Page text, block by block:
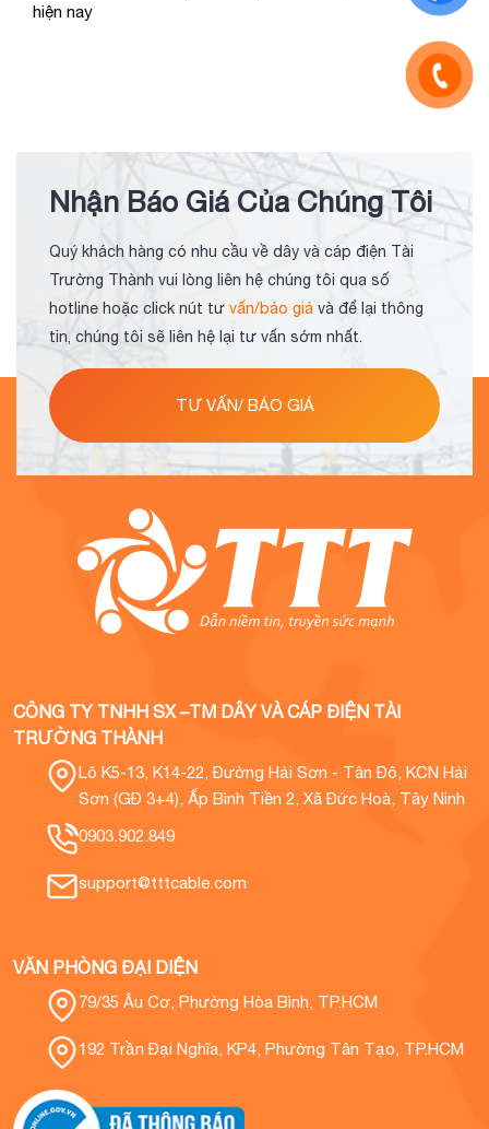
hiện nay
Nhận Báo Giá Của Chúng Tôi
Quý khách hàng có nhu cầu về dây và cáp điện Tài
Trường Thành vui lòng liên hệ chúng tôi qua số
hotline hoặc click nút tư vấn/báo giá và để lại thông
tin, chúng tôi sẽ liên hệ lại tư vấn sớm nhất.
TƯ VẤN/ BÁO GIÁ
CÔNG TY TNHH SX –TM DÂY VÀ CÁP ĐIỆN TÀI
TRƯỜNG THÀNH
Lô K5-13, K14-22, Đường Hải Sơn - Tân Đô, KCN Hải
Sơn (GĐ 3+4), Ấp Bình Tiền 2, Xã Đức Hoà, Tây Ninh
0903.902.849
support@tttcable.com
VĂN PHÒNG ĐẠI DIỆN
79/35 Âu Cơ, Phường Hòa Bình, TP.HCM
192 Trần Đại Nghĩa, KP4, Phường Tân Tạo, TP.HCM